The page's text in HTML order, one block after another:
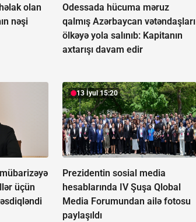
olan
nəşi
Odessada hücuma məruz
qalmış Azərbaycan vətəndaşları
ölkəyə yola salınıb: Kapitanın
axtarışı davam edir
üçün
13 İyul 15:20
Prezidentin sosial media
hesablarında IV Şuşa Qlobal
Media Forumundan ailə fotosu
paylaşıldı